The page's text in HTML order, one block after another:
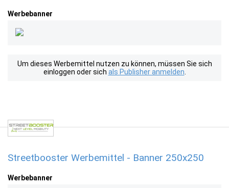
Werbebanner
Um dieses Werbemittel nutzen zu können, müssen Sie sich
einloggen oder sich als Publisher anmelden
Streetbooster Werbemittel - Banner 250x250
Werbebanner